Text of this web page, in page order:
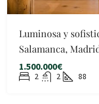
Luminosa y
Salamanca,
1.500.000€
2 2 88